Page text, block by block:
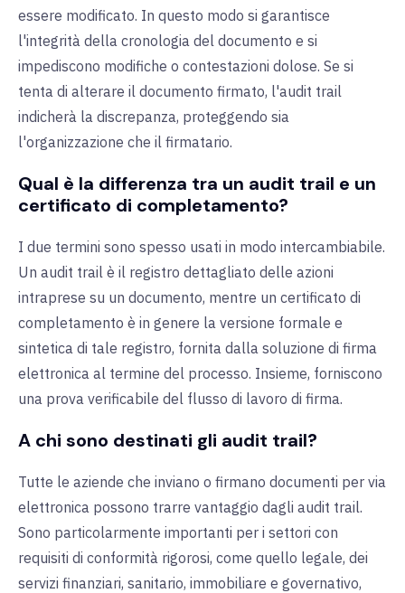
essere modificato. In questo modo si garantisce
l'integrità della cronologia del documento e si
impediscono modifiche o contestazioni dolose. Se si
tenta di alterare il documento firmato, l'audit trail
indicherà la discrepanza, proteggendo sia
l'organizzazione che il firmatario.
Qual è la differenza tra un audit trail e un
certificato di completamento?
I due termini sono spesso usati in modo intercambiabile.
Un audit trail è il registro dettagliato delle azioni
intraprese su un documento, mentre un certificato di
completamento è in genere la versione formale e
sintetica di tale registro, fornita dalla soluzione di firma
elettronica al termine del processo. Insieme, forniscono
una prova verificabile del flusso di lavoro di firma.
A chi sono destinati gli audit trail?
Tutte le aziende che inviano o firmano documenti per via
elettronica possono trarre vantaggio dagli audit trail.
Sono particolarmente importanti per i settori con
requisiti di conformità rigorosi, come quello legale, dei
servizi finanziari, sanitario, immobiliare e governativo,